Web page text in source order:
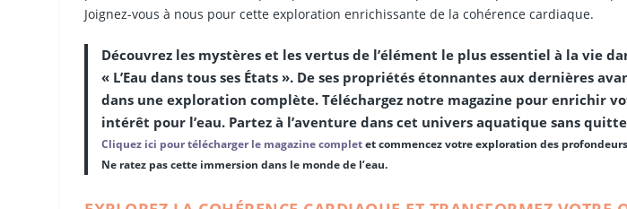
Joignez-vous à nous pour cette exploration enrichissante de la cohérence cardiaque.
Découvrez les mystères et les vertus de l’élément le plus essentiel à la vie
« L’Eau dans tous ses États ». De ses propriétés étonnantes aux dernières
dans une exploration complète. Téléchargez notre magazine pour enrichir
intérêt pour l’eau. Partez à l’aventure dans cet univers aquatique sans
Cliquez ici pour télécharger le magazine completet commencez votre exploration des
Ne ratez pas cette immersion dans le monde de l’eau.